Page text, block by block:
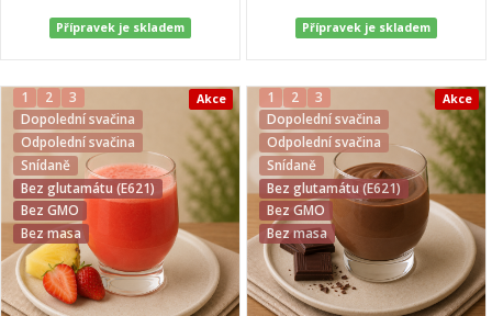
Přípravek je skladem Přípravek je skladem
1 2
3
Dopolední svačina
Odpolední svačina
Snídaně
Bez glutamátu (E621)
Bez GMO
Bez masa
Akce 1 2
3
Dopolední svačina
Odpolední svačina
Snídaně
Bez glutamátu (E621)
Bez GMO
Bez masa
Akce